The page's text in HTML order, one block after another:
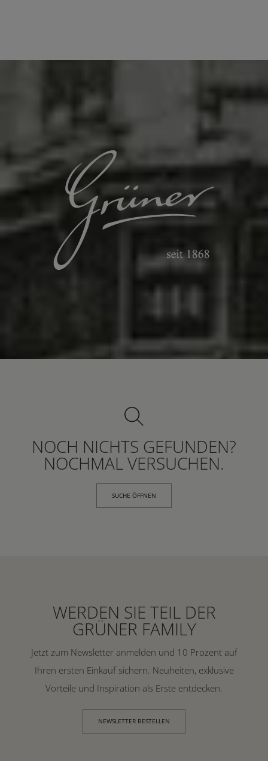
NOCH NICHTS GEFUNDEN?
NOCHMAL VERSUCHEN.
SUCHE ÖFFNEN
WERDEN SIE TEIL DER
GRÜNER FAMILY
Jetzt zum Newsletter anmelden und 10 Prozent auf
Ihren ersten Einkauf sichern. Neuheiten, exklusive
Vorteile und Inspiration als Erste entdecken.
NEWSLETTER BESTELLEN